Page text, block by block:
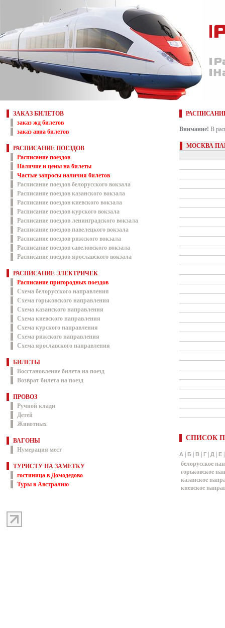
ЗАКАЗ БИЛЕТОВ
заказ жд билетов
заказ авиа билетов
РАСПИСАНИЕ ПОЕЗДОВ
Расписание поездов
Наличие и цены на билеты
Частые запросы наличия билетов
Расписание поездов белорусского вокзала
Расписание поездов казанского вокзала
Расписание поездов киевского вокзала
Расписание поездов курского вокзала
Расписание поездов ленинградского вокзала
Расписание поездов павелецкого вокзала
Расписание поездов рижского вокзала
Расписание поездов савеловского вокзала
Расписание поездов ярославского вокзала
РАСПИСАНИЕ ЭЛЕКТРИЧЕК
Расписание пригородных поездов
Схема белорусского направления
Схема горьковского направления
Схема казанского направления
Схема киевского направления
Схема курского направления
Схема рижского направления
Схема ярославского направления
БИЛЕТЫ
Восстановление билета на поезд
Возврат билета на поезд
ПРОВОЗ
Ручной клади
Детей
Животных
ВАГОНЫ
Нумерация мест
ТУРИСТУ НА ЗАМЕТКУ
гостиница в Домодедово
Туры в Австралию
Внимание! В
МОСКВА
СПИСОК
А Б В Г Д Е
белорусское
горьковское
казанское
киевское